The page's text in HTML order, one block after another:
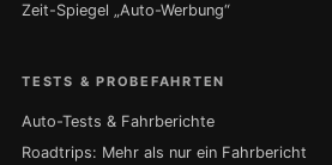
Zeit-Spiegel „Auto-Werbung“
TESTS & PROBEFAHRTEN
Auto-Tests & Fahrberichte
Roadtrips: Mehr als nur ein Fahrbericht